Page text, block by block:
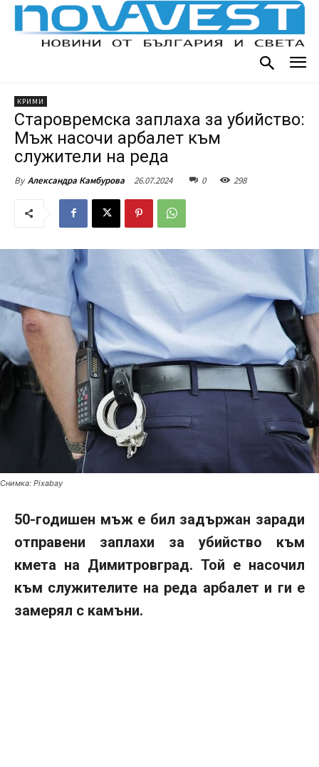
КРИМИ
Старовремска заплаха за убийство:
Мъж насочи арбалет към
служители на реда
By Александра Камбурова 26.07.2024 0 298
Снимка: Pixabay
50-годишен мъж е бил задържан заради
отправени заплахи за убийство към
кмета на Димитровград. Той е насочил
към служителите на реда арбалет и ги е
замерял с камъни.